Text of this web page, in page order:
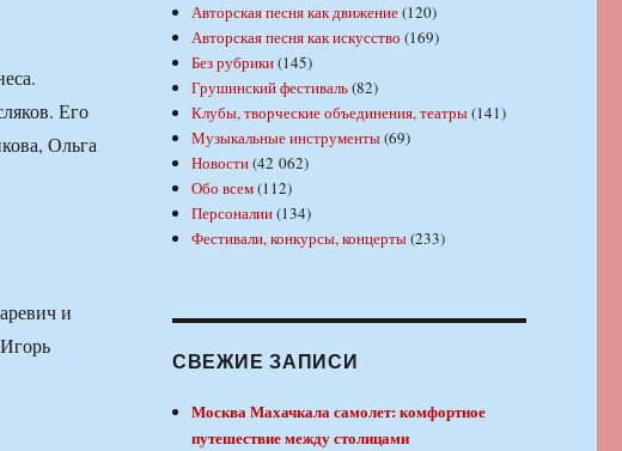
Его
Ольга
и
Авторская песня как движение(120)
Авторская песня как искусство (169)
Без рубрики(145)
Грушинский фестиваль(82)
Клубы, творческие объединения, театры(141)
Музыкальные инструменты(69)
Новости(42 062)
Обо всем(112)
Персоналии(134)
Фестивали, конкурсы, концерты(233)
СВЕЖИЕ ЗАПИСИ
Москва Махачкала самолет: комфортное
путешествие между столицами